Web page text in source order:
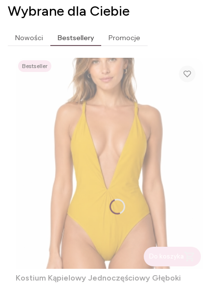
Wybrane dla Ciebie
Nowości Bestsellery Promocje
Bestseller
Kostium Kąpielowy Jednoczęściowy Głęboki